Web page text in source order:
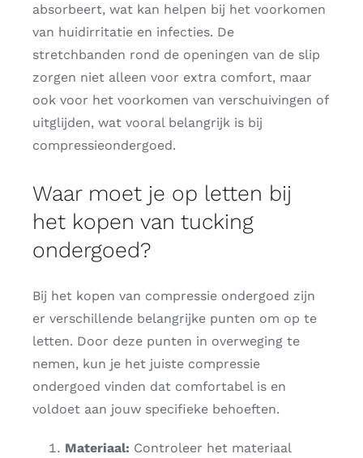
absorbeert, wat kan helpen bij het voorkomen
van huidirritatie en infecties. De
stretchbanden rond de openingen van de slip
zorgen niet alleen voor extra comfort, maar
ook voor het voorkomen van verschuivingen of
uitglijden, wat vooral belangrijk is bij
compressieondergoed.
Waar moet je op letten bij
het kopen van tucking
ondergoed?
Bij het kopen van compressie ondergoed zijn
er verschillende belangrijke punten om op te
letten. Door deze punten in overweging te
nemen, kun je het juiste compressie
ondergoed vinden dat comfortabel is en
voldoet aan jouw specifieke behoeften.
Materiaal: Controleer het materiaal